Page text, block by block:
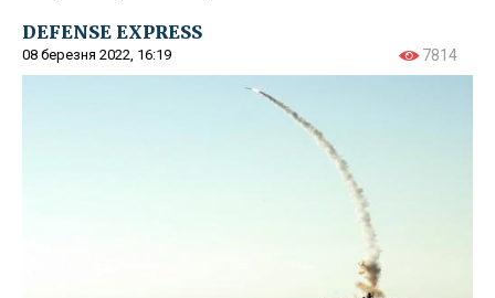
DEFENSE EXPRESS
08 березня 2022, 16:19 7814